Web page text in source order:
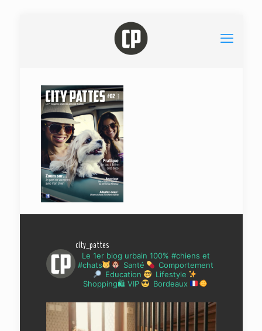
city_pattes
Le 1er blog urbain 100% #chiens et
#chats
Santé
Comportement
Education
Lifestyle
Shopping🛍 VIP
Bordeaux